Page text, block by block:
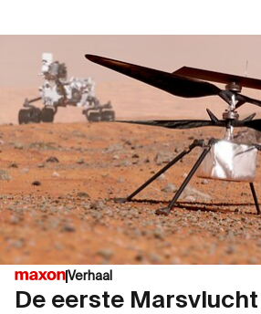
Verhaal
De eerste Marsvlucht